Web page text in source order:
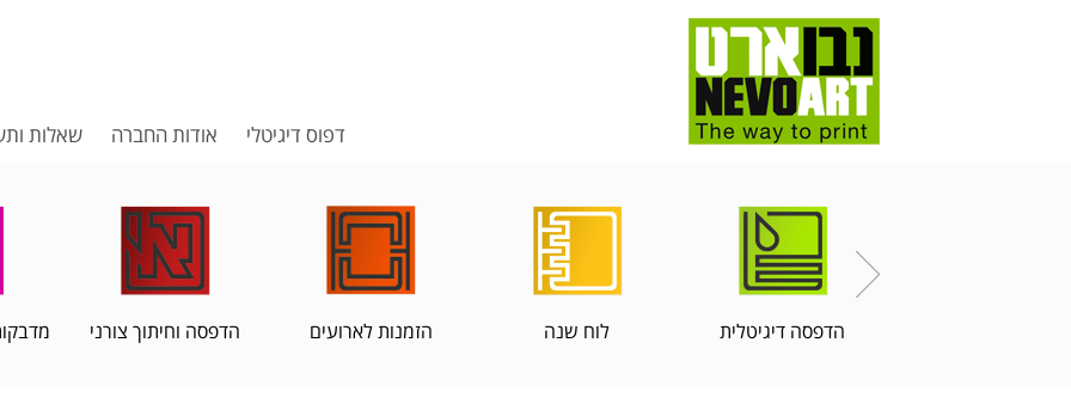
דפוס דיגיטלי אודות החברה שאלות
הדפסה דיגיטלית לוח שנה הזמנות לארועים הדפסה וחיתוך צורני